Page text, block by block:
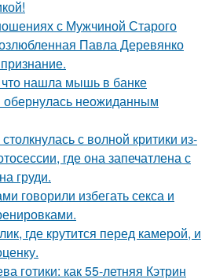
с Мужчиной Старого
Павла Деревянко
нашла мышь в банке
обернулась неожиданным
с волной критики из-
где она запечатлена с
груди.
говорили избегать секса и
где крутится перед камерой, и
готики: как 55-летняя Кэтрин